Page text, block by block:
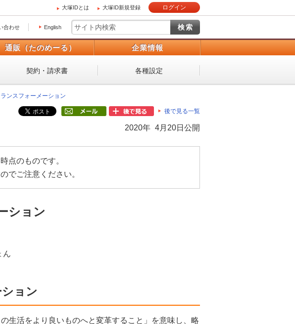
大塚IDとは 大塚ID新規登録 ログイン
合わせ English
通販（たのめーる） 企業情報
契約・請求書 各種設定
ンスフォーメーション
後で見る一覧
2020年 4月20日公開
点のものです。
でご注意ください。
ション
ん
ョン
生活をより良いものへと変革すること」を意味し、略